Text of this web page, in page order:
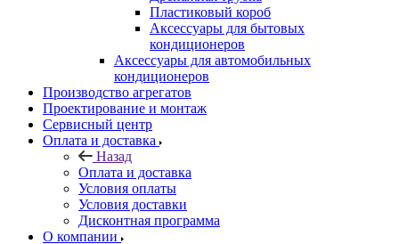
Пластиковый короб
Аксессуары для бытовых
кондиционеров
Аксессуары для автомобильных
кондиционеров
Производство агрегатов
Проектирование и монтаж
Сервисный центр
Оплата и доставка
Назад
Оплата и доставка
Условия оплаты
Условия доставки
Дисконтная программа
О компании